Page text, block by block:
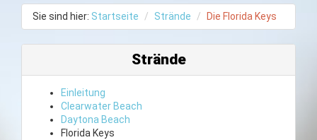
Sie sind hier: Startseite Strände Die Florida Keys
Strände
Einleitung
Clearwater Beach
Daytona Beach
Florida Keys